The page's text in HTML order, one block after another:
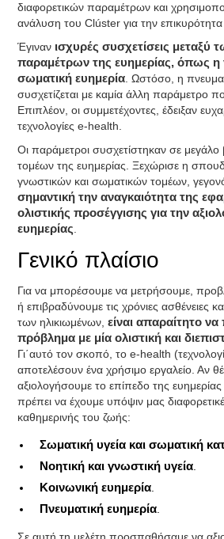
διαφορετικών παραμέτρων και
ανάλυση του Clúster για την επικυρότητα
Έγιναν ισχυρές συσχετίσεις μεταξύ
παραμέτρων της ευημερίας, όπως η
σωματική ευημερία . Ωστόσο, η
συσχετίζεται με καμία άλλη παράμετρο
Επιπλέον, οι συμμετέχοντες, έδειξαν
τεχνολογίες e-health.
Οι παράμετροι συσχετίστηκαν σε
τομέων της ευημερίας. Ξεχώρισε η
γνωστικών και σωματικών τομέων,
σημαντική την αναγκαιότητα της
ολιστικής προσέγγισης για την
ευημερίας
Γενικό πλαίσιο
Για να μπορέσουμε να μετρήσουμε,
ή επιβραδύνουμε τις χρόνιες ασθένειες
των ηλικιωμένων,είναι απαραίτητο
πρόβλημα με μία ολιστική και
Γι΄αυτό τον σκοπό, το e-health
αποτελέσουν ένα χρήσιμο εργαλείο. Αν
αξιολογήσουμε το επίπεδο της
πρέπει να έχουμε υπόψιν μας
καθημερινής του ζωής:
Σωματική υγεία και σωματική
Νοητική και γνωστική υγεία
Κοινωνική ευημερία
Πνευματική ευημερία